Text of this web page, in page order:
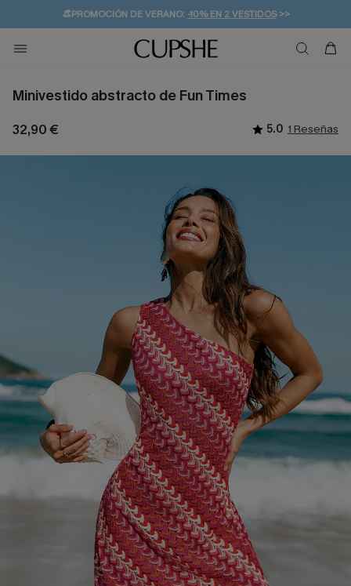
👒PROMOCIÓN DE VERANO:-10% EN 2 VESTIDOS>>
💌¡SUSCRIBIRSE & GANAR -10% EXTRA!
🚚ENVÍO GRATUITO A PARTIR DE 49 € >>
Minivestido abstracto de Fun Times
32,90 € 5.0 1 Reseñas